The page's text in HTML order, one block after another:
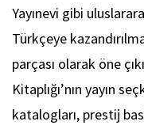
Yayınevi gibi
Türkçeye
parçası olarak öne
Kitaplığı’nın yayın
katalogları, prestij